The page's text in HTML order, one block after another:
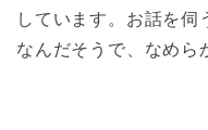
しています。お話を伺
なんだそうで、なめら